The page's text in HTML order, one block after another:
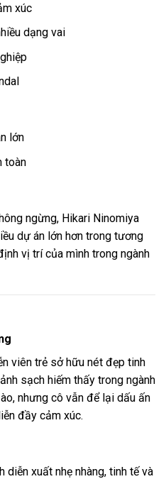
xúc
dạng vai
lớn
toàn
ngừng, Hikari Ninomiya
dự án lớn hơn trong tương
vị trí của mình trong ngành
viên trẻ sở hữu nét đẹp tinh
sạch hiếm thấy trong ngành
nhưng cô vẫn để lại dấu ấn
đầy cảm xúc.
diễn xuất nhẹ nhàng, tinh tế và